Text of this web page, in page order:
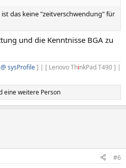
das keine "zeitverschwendung" für
und die Kenntnisse BGA zu
sysProfile] | [ Lenovo ThinkPad T490 ] |
eine weitere Person
#6